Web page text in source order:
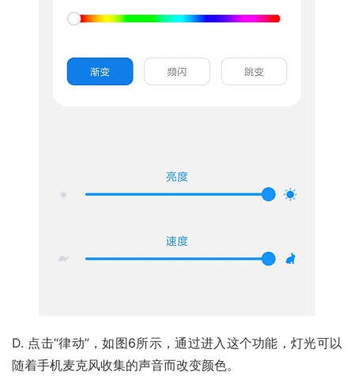
D. 点击“律动”，如图6所示，通过进入这个功能，灯光可以
随着手机麦克风收集的声音而改变颜色。